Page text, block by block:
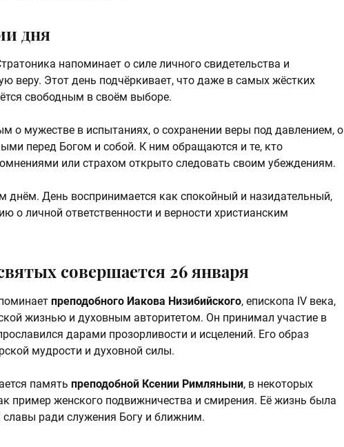
дня
напоминает о силе личного свидетельства и
веру. Этот день подчёркивает, что даже в самых жёстких
свободным в своём выборе.
о мужестве в испытаниях, о сохранении веры под давлением, о
перед Богом и собой. К ним обращаются и те, кто
или страхом открыто следовать своим убеждениям.
днём. День воспринимается как спокойный и назидательный,
о личной ответственности и верности христианским
совершается 26 января
преподобного Иакова Низибийского, епископа IV века,
жизнью и духовным авторитетом. Он принимал участие в
дарами прозорливости и исцелений. Его образ
мудрости и духовной силы.
память преподобной Ксении Римляныни, в некоторых
пример женского подвижничества и смирения. Её жизнь была
ради служения Богу и ближним.